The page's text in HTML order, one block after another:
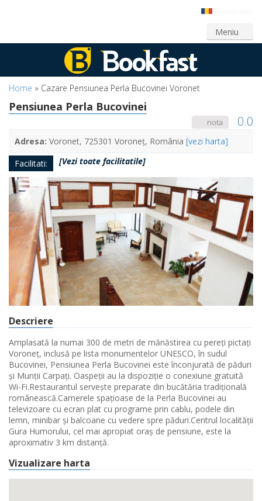
Meniu
Home » Cazare Pensiunea Perla Bucovinei Voronet
Pensiunea Perla Bucovinei
nota 0.0
Adresa: Voronet, 725301 Voroneț, România [vezi harta]
Facilitati:
[Vezi toate facilitatile]
Descriere
Amplasată la numai 300 de metri de mănăstirea cu pereți pictați
Voroneț, inclusă pe lista monumentelor UNESCO, în sudul
Bucovinei, Pensiunea Perla Bucovinei este înconjurată de păduri
și Munții Carpați. Oaspeții au la dispoziție o conexiune gratuită
Wi-Fi.Restaurantul servește preparate din bucătăria tradițională
românească.Camerele spațioase de la Perla Bucovinei au
televizoare cu ecran plat cu programe prin cablu, podele din
lemn, minibar și balcoane cu vedere spre păduri.Centrul localității
Gura Humorului, cel mai apropiat oraș de pensiune, este la
aproximativ 3 km distanță.
Vizualizare harta